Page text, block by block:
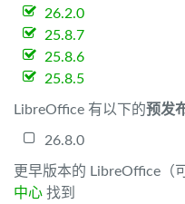
26.2.0
25.8.7
25.8.6
25.8.5
LibreOffice 有以下的预发
26.8.0
更早版本的 LibreOffice（
中心 找到